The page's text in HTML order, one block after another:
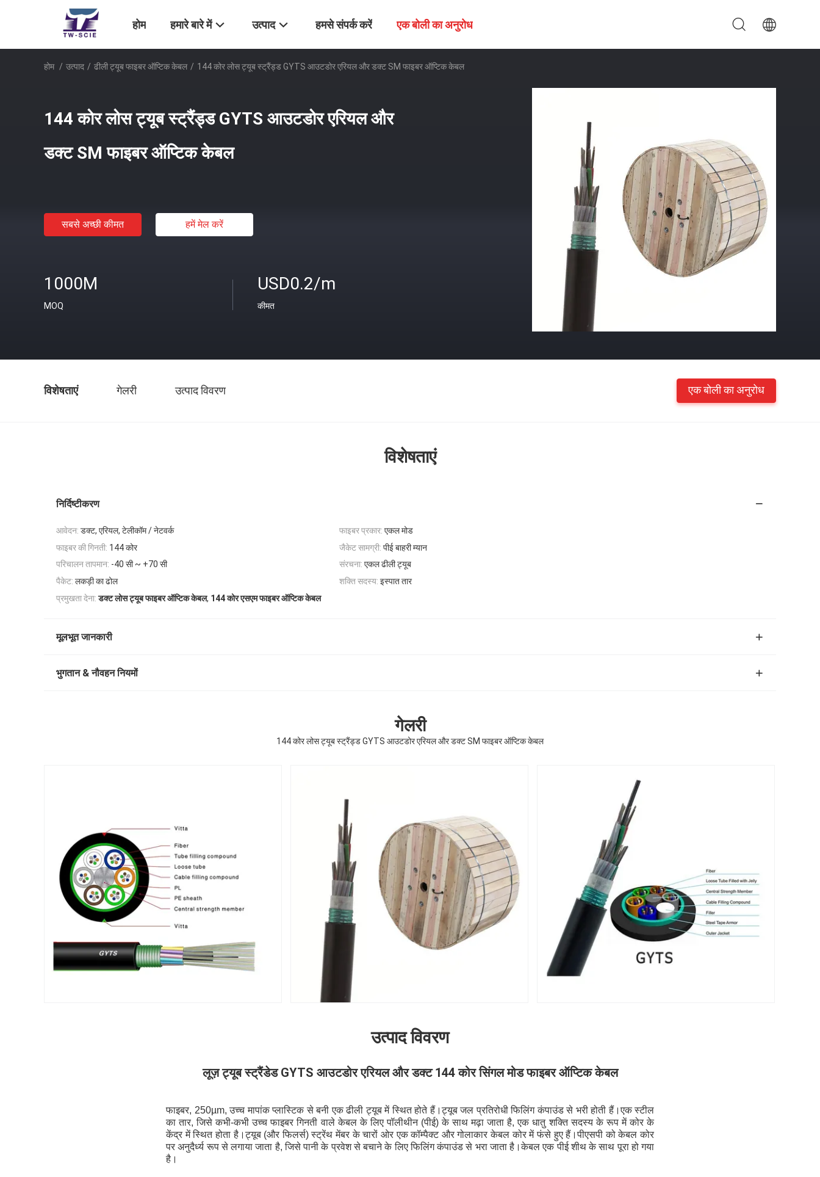
होम हमारे बारे में उत्पाद हमसे संपर्क करें एक बोली का अनुरोध
होम / उत्पाद / ढीली ट्यूब फाइबर ऑप्टिक केबल / 144 कोर लोस ट्यूब स्ट्रैंड्ड GYTS आउटडोर एरियल और डक्ट SM फाइबर ऑप्टिक केबल
144 कोर लोस ट्यूब स्ट्रैंड्ड GYTS आउटडोर एरियल और
डक्ट SM फाइबर ऑप्टिक केबल
सबसे अच्छी कीमत हमें मेल करें
1000M
MOQ
USD0.2/m
कीमत
विशेषताएं गेलरी उत्पाद विवरण एक बोली का अनुरोध
विशेषताएं
निर्दिष्टीकरण
आवेदन: डक्ट, एरियल, टेलीकॉम / नेटवर्क फाइबर प्रकार: एकल मोड
फाइबर की गिनती: 144 कोर जैकेट सामग्री: पीई बाहरी म्यान
परिचालन तापमान: -40 सी ~ +70 सी संरचना: एकल ढीली ट्यूब
पैकेट: लकड़ी का ढोल शक्ति सदस्य: इस्पात तार
प्रमुखता देना: डक्ट लोस ट्यूब फाइबर ऑप्टिक केबल, 144 कोर एसएम फाइबर ऑप्टिक केबल
मूलभूत जानकारी
भुगतान & नौवहन नियमों
गेलरी
144 कोर लोस ट्यूब स्ट्रैंड्ड GYTS आउटडोर एरियल और डक्ट SM फाइबर ऑप्टिक केबल
उत्पाद विवरण
लूज़ ट्यूब स्ट्रैंडेड GYTS आउटडोर एरियल और डक्ट 144 कोर सिंगल मोड फाइबर ऑप्टिक केबल
फाइबर, 250µm, उच्च मापांक प्लास्टिक से बनी एक ढीली ट्यूब में स्थित होते हैं।ट्यूब जल प्रतिरोधी फिलिंग कंपाउंड से भरी होती हैं।एक स्टील
का तार, जिसे कभी-कभी उच्च फाइबर गिनती वाले केबल के लिए पॉलीथीन (पीई) के साथ मढ़ा जाता है, एक धातु शक्ति सदस्य के रूप में कोर के
केंद्र में स्थित होता है।ट्यूब (और फिलर्स) स्ट्रेंथ मेंबर के चारों ओर एक कॉम्पैक्ट और गोलाकार केबल कोर में फंसे हुए हैं।पीएसपी को केबल कोर
पर अनुदैर्ध्य रूप से लगाया जाता है, जिसे पानी के प्रवेश से बचाने के लिए फिलिंग कंपाउंड से भरा जाता है।केबल एक पीई शीथ के साथ पूरा हो गया
है।